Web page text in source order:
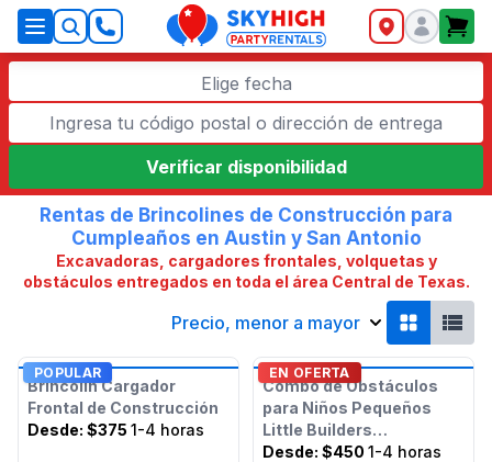
SkyHigh Logo
Elige fecha
Verificar disponibilidad
Rentas de Brincolines de Construcción para
Cumpleaños en Austin y San Antonio
Excavadoras, cargadores frontales, volquetas y
obstáculos entregados en toda el área Central de Texas.
Precio, menor a mayor
POPULAR
Brincolín Cargador
Frontal de Construcción
Desde: $375 1-4 horas
EN OFERTA
Combo de Obstáculos
para Niños Pequeños
Little Builders
Construction
Desde: $450 1-4 horas